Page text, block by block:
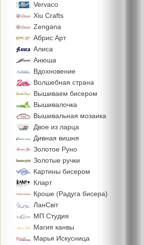
Vervaco
Xiu Crafts
Zengana
Абрис Арт
Алиса
Анюша
Вдохновение
Волшебная страна
Вышиваем бисером
Вышивалочка
Вышивальная мозаика
Двое из ларца
Дивная вишня
Золотое Руно
Золотые ручки
Картины бисером
Кларт
Кроше (Радуга бисера)
ЛанСвiт
МП Студия
Магия канвы
Марья Искусница